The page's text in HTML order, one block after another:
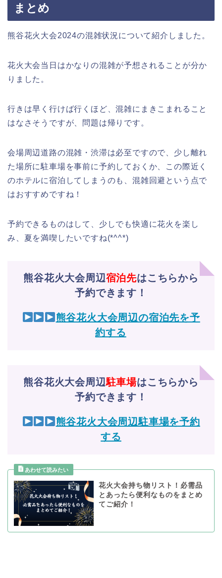
まとめ
熊谷花火大会2024の混雑状況について紹介しました。
花火大会当日はかなりの混雑が予想されることが分か
りました。
行きは早く行けば行くほど、混雑にまきこまれること
はなさそうですが、問題は帰りです。
会場周辺道路の混雑・渋滞は必至ですので、少し離れ
た場所に駐車場を事前に予約しておくか、この際近く
のホテルに宿泊してしまうのも、混雑回避という点で
はおすすめですね！
予約できるものはして、少しでも快適に花火を楽し
み、夏を満喫したいですね(*^^*)
熊谷花火大会周辺宿泊先はこちらから
予約できます！
熊谷花火大会周辺の宿泊先を予
約する
熊谷花火大会周辺駐車場はこちらから
予約できます！
熊谷花火大会周辺駐車場を予約
する
花火大会持ち物リスト！必需品
とあったら便利なものをまとめ
てご紹介！